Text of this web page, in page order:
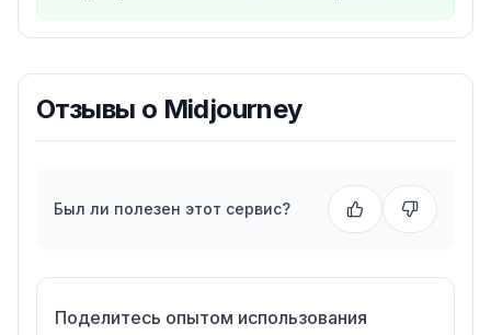
Отзывы о Midjourney
Был ли полезен этот сервис?
Поделитесь опытом использования